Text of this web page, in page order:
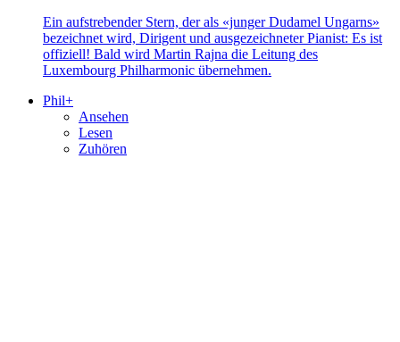
Ein aufstrebender Stern, der als «junger Dudamel Ungarns»
bezeichnet wird, Dirigent und ausgezeichneter Pianist: Es ist
offiziell! Bald wird Martin Rajna die Leitung des
Luxembourg Philharmonic übernehmen.
Phil+
Ansehen
Lesen
Zuhören